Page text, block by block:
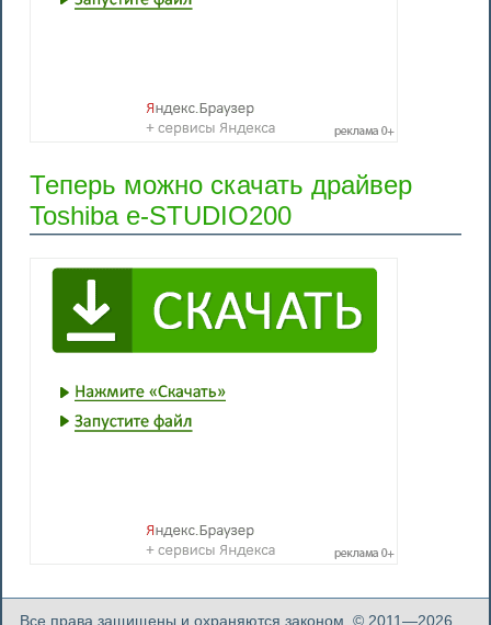
Теперь можно скачать драйвер
Toshiba e-STUDIO200
Все права защищены и охраняются законом. © 2011—2026